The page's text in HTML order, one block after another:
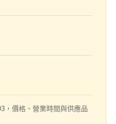
，價格、營業時間與供應品